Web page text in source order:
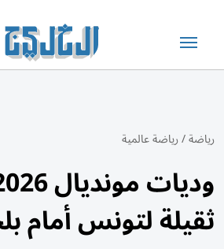
رياضة/رياضة عالمية
ثقيلة لتونس أمام